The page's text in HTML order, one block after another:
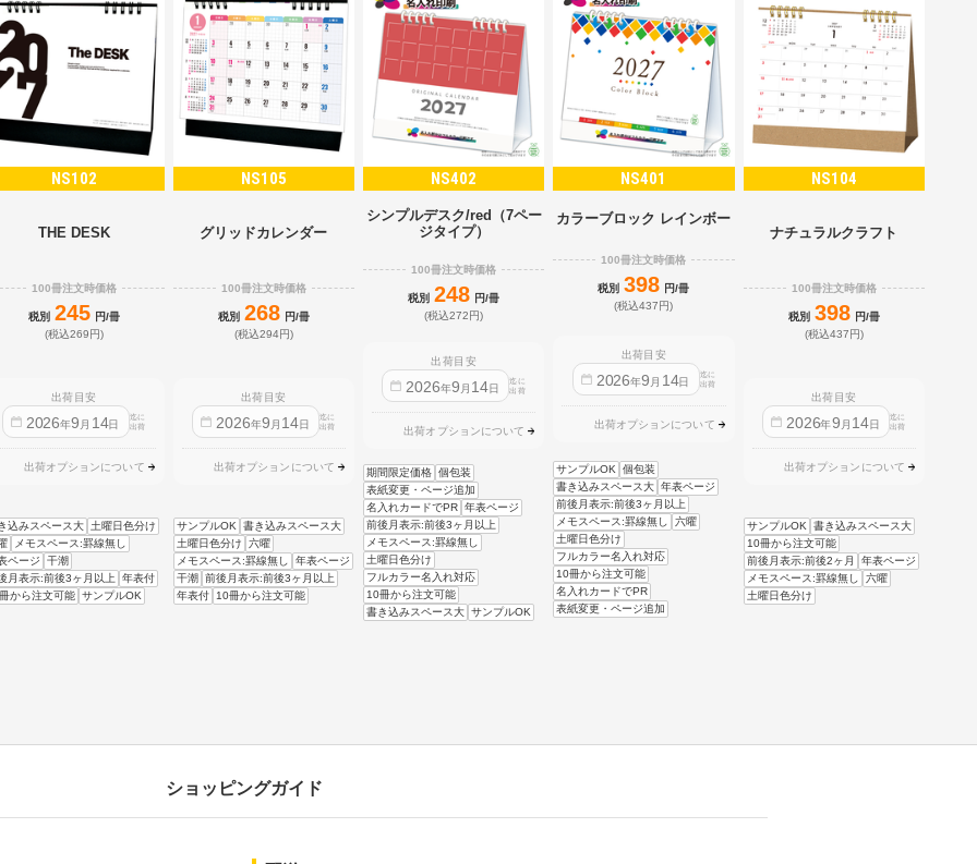
NS102
THE DESK
100冊注文時価格
税別 245 円/冊
(税込269円)
出荷目安
2026年9 月 14日
迄に
出荷
出荷オプションについて
込みスペース大
土曜日色分け
メモスペース:罫線無し
ページ
干潮
月表示:前後3ヶ月以上
年表付
から注文可能 サンプルOK
NS105
グリッドカレンダー
100冊注文時価格
税別 268 円/冊
(税込294円)
出荷目安
2026年9 月 14日
迄に
出荷
出荷オプションについて
サンプルOK
書き込みスペース大
土曜日色分け
六曜
メモスペース:罫線無し
年表ページ
干潮 前後月表示:前後3ヶ月以上
年表付
10冊から注文可能
NS402
シンプルデスク/red（7ペー
ジタイプ）
100冊注文時価格
税別 248 円/冊
(税込272円)
出荷目安
2026年9 月 14日
迄に
出荷
出荷オプションについて
期間限定価格 個包装
表紙変更・ページ追加
名入れカードでPR 年表ページ
前後月表示:前後3ヶ月以上
メモスペース:罫線無し
土曜日色分け
フルカラー名入れ対応
10冊から注文可能
書き込みスペース大 サンプルOK
NS401
カラーブロック レインボー
100冊注文時価格
税別 398 円/冊
(税込437円)
出荷目安
2026年9 月 14日
迄に
出荷
出荷オプションについて
サンプルOK 個包装
書き込みスペース大 年表ページ
前後月表示:前後3ヶ月以上
メモスペース:罫線無し
六曜
土曜日色分け
フルカラー名入れ対応
10冊から注文可能
名入れカードでPR
表紙変更・ページ追加
NS104
ナチュラルクラフト
100冊注文時価格
税別 398 円/冊
(税込437円)
出荷目安
2026年9 月 14日
迄に
出荷
出荷オプションについて
サンプルOK
書き込みスペース大
10冊から注文可能
前後月表示:前後2ヶ月
年表ページ
メモスペース:罫線無し
六曜
土曜日色分け
ショッピングガイド